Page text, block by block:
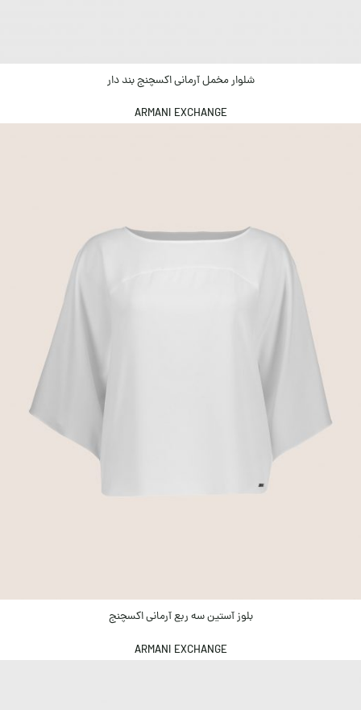
شلوار مخمل آرمانی اکسچنج بند دار
ARMANI EXCHANGE
بلوز آستین سه ربع آرمانی اکسچنج
ARMANI EXCHANGE